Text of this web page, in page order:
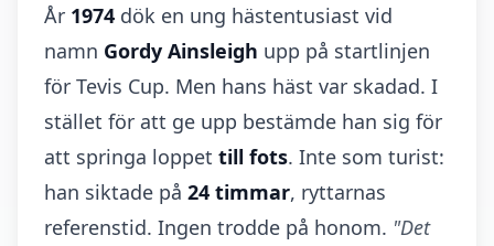
År 1974 dök en ung hästentusiast vid
namn Gordy Ainsleigh upp på startlinjen
för Tevis Cup. Men hans häst var skadad. I
stället för att ge upp bestämde han sig för
att springa loppet till fots. Inte som turist:
han siktade på 24 timmar, ryttarnas
referenstid. Ingen trodde på honom. "Det